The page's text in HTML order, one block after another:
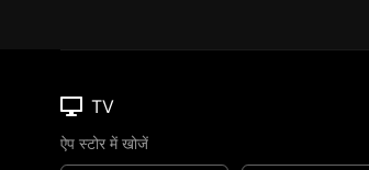
TV
ऐप स्टोर में खोजें